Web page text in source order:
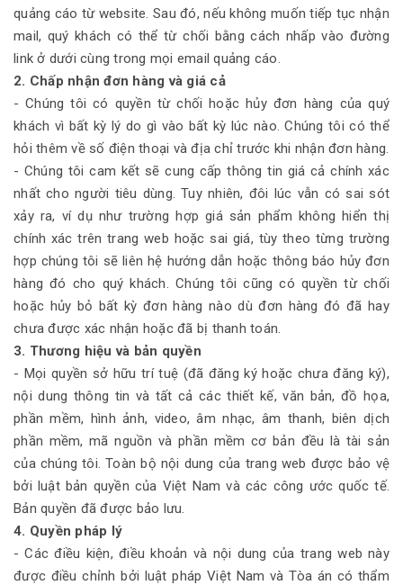
quảng cáo từ website. Sau đó, nếu không muốn tiếp tục nhận
mail, quý khách có thể từ chối bằng cách nhấp vào đường
link ở dưới cùng trong mọi email quảng cáo.
2. Chấp nhận đơn hàng và giá cả
- Chúng tôi có quyền từ chối hoặc hủy đơn hàng của quý
khách vì bất kỳ lý do gì vào bất kỳ lúc nào. Chúng tôi có thể
hỏi thêm về số điện thoại và địa chỉ trước khi nhận đơn hàng.
- Chúng tôi cam kết sẽ cung cấp thông tin giá cả chính xác
nhất cho người tiêu dùng. Tuy nhiên, đôi lúc vẫn có sai sót
xảy ra, ví dụ như trường hợp giá sản phẩm không hiển thị
chính xác trên trang web hoặc sai giá, tùy theo từng trường
hợp chúng tôi sẽ liên hệ hướng dẫn hoặc thông báo hủy đơn
hàng đó cho quý khách. Chúng tôi cũng có quyền từ chối
hoặc hủy bỏ bất kỳ đơn hàng nào dù đơn hàng đó đã hay
chưa được xác nhận hoặc đã bị thanh toán.
3. Thương hiệu và bản quyền
- Mọi quyền sở hữu trí tuệ (đã đăng ký hoặc chưa đăng ký),
nội dung thông tin và tất cả các thiết kế, văn bản, đồ họa,
phần mềm, hình ảnh, video, âm nhạc, âm thanh, biên dịch
phần mềm, mã nguồn và phần mềm cơ bản đều là tài sản
của chúng tôi. Toàn bộ nội dung của trang web được bảo vệ
bởi luật bản quyền của Việt Nam và các công ước quốc tế.
Bản quyền đã được bảo lưu.
4. Quyền pháp lý
- Các điều kiện, điều khoản và nội dung của trang web này
được điều chỉnh bởi luật pháp Việt Nam và Tòa án có thẩm